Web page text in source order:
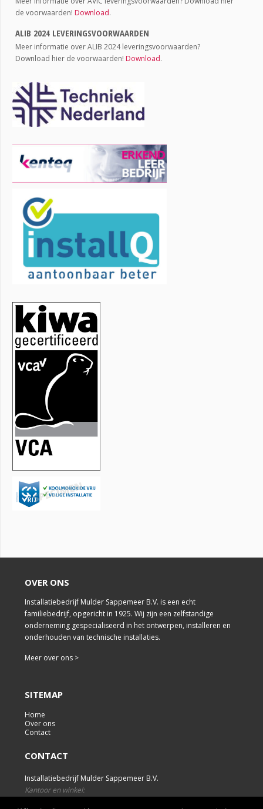
de voorwaarden! Download.
ALIB 2024 LEVERINGSVOORWAARDEN
Meer informatie over ALIB 2024 leveringsvoorwaarden?
Download hier de voorwaarden! Download.
OVER ONS
Installatiebedrijf Mulder Sappemeer B.V. is een echt
familiebedrijf, opgericht in 1925. Wij zijn een zelfstandige
onderneming gespecialiseerd in het ontwerpen, installeren en
onderhouden van technische installaties.
Meer over ons >
SITEMAP
Home
Over ons
Contact
CONTACT
Installatiebedrijf Mulder Sappemeer B.V.
Kantoor en winkel: